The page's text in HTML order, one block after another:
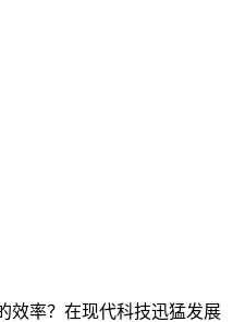
效率？在现代科技迅猛发展